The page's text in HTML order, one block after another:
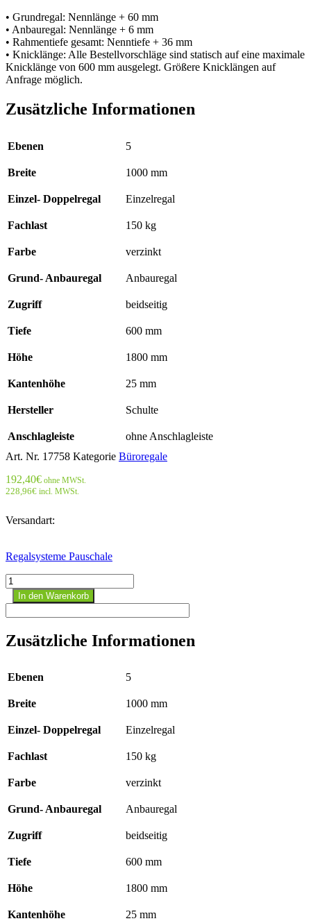
• Grundregal: Nennlänge + 60 mm
• Anbauregal: Nennlänge + 6 mm
• Rahmentiefe gesamt: Nenntiefe + 36 mm
• Knicklänge: Alle Bestellvorschläge sind statisch auf eine maximale
Knicklänge von 600 mm ausgelegt. Größere Knicklängen auf
Anfrage möglich.
Zusätzliche Informationen
Ebenen 5
Breite 1000 mm
Einzel- Doppelregal Einzelregal
Fachlast 150 kg
Farbe verzinkt
Grund- Anbauregal Anbauregal
Zugriff beidseitig
Tiefe 600 mm
Höhe 1800 mm
Kantenhöhe 25 mm
Hersteller Schulte
Anschlagleiste
ohne Anschlagleiste
Art. Nr. 17758 Kategorie Büroregale
192,40€ ohne MWSt.
228,96€ incl. MWSt.
Versandart:
Regalsysteme Pauschale
Büroregal
Stecksystem
Anbauregal
-
x
600
Typ
kg
Anschlagleiste
In den Warenkorb
Zusätzliche Informationen
Ebenen 5
Breite 1000 mm
Einzel- Doppelregal Einzelregal
Fachlast 150 kg
Farbe verzinkt
Grund- Anbauregal Anbauregal
Zugriff beidseitig
Tiefe 600 mm
Höhe 1800 mm
Kantenhöhe 25 mm